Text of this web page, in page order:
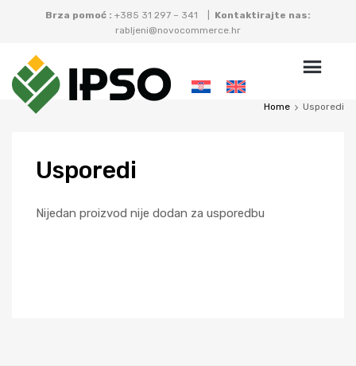
Brza pomoć : +385 31 297 – 341 | Kontaktirajte nas:
rabljeni@novocommerce.hr
to
Home Usporedi
Usporedi
Nijedan proizvod nije dodan za usporedbu